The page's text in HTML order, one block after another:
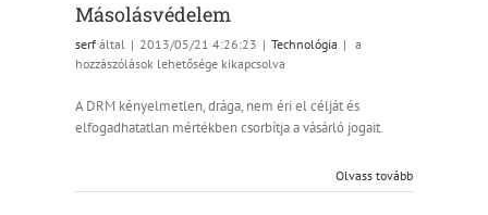
Másolásvédelem
serfáltal | 2013/05/21 4:26:23 | Technológia | Másolásvédelem
a
hozzászólások lehetősége kikapcsolva
A DRM kényelmetlen, drága, nem éri el célját és
elfogadhatatlan mértékben csorbítja a vásárló jogait.
Olvass tovább